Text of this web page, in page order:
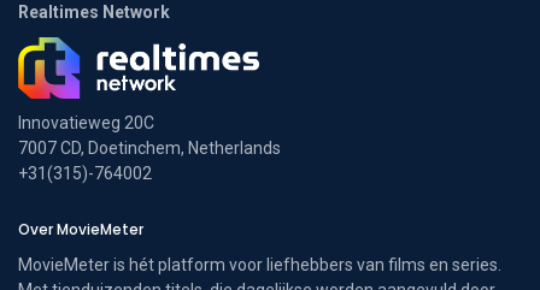
Realtimes Network
Innovatieweg 20C
7007 CD, Doetinchem, Netherlands
+31(315)-764002
Over MovieMeter
MovieMeter is hét platform voor liefhebbers van films en series.